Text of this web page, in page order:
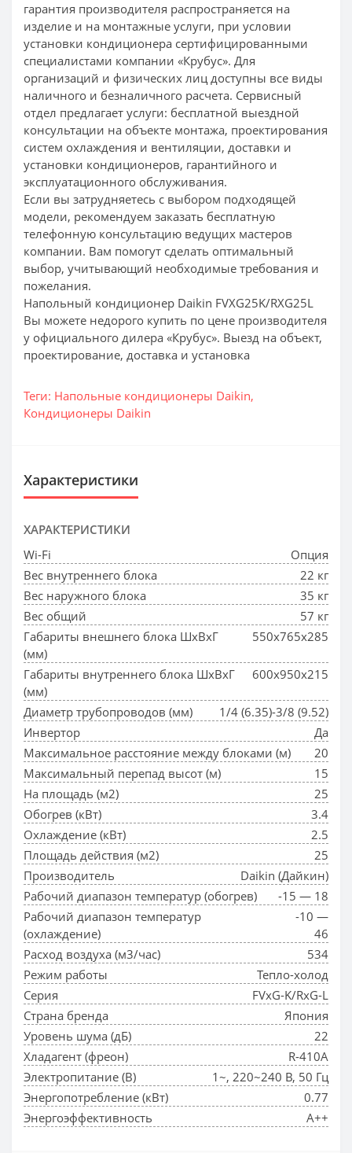
гарантия производителя распространяется на
изделие и на монтажные услуги, при условии
установки кондиционера сертифицированными
специалистами компании «Крубус». Для
организаций и физических лиц доступны все виды
наличного и безналичного расчета. Сервисный
отдел предлагает услуги: бесплатной выездной
консультации на объекте монтажа, проектирования
систем охлаждения и вентиляции, доставки и
установки кондиционеров, гарантийного и
эксплуатационного обслуживания.
Если вы затрудняетесь с выбором подходящей
модели, рекомендуем заказать бесплатную
телефонную консультацию ведущих мастеров
компании. Вам помогут сделать оптимальный
выбор, учитывающий необходимые требования и
пожелания.
Напольный кондиционер Daikin FVXG25K/RXG25L
Вы можете недорого купить по цене производителя
у официального дилера «Крубус». Выезд на объект,
проектирование, доставка и установка
Теги: Напольные кондиционеры Daikin,
Кондиционеры Daikin
Характеристики
ХАРАКТЕРИСТИКИ
Wi-Fi
Опция
Вес внутреннего блока
22 кг
Вес наружного блока
35 кг
Вес общий
57 кг
Габариты внешнего блока ШхВхГ
(мм)
550x765x285
Габариты внутреннего блока ШхВхГ
(мм)
600x950x215
Диаметр трубопроводов (мм)
1/4 (6.35)-3/8 (9.52)
Инвертор
Да
Максимальное расстояние между блоками (м)
20
Максимальный перепад высот (м)
15
На площадь (м2)
25
Обогрев (кВт)
3.4
Охлаждение (кВт)
2.5
Площадь действия (м2)
25
Производитель
Daikin (Дайкин)
Рабочий диапазон температур (обогрев)
-15 — 18
Рабочий диапазон температур
(охлаждение)
-10 —
46
Расход воздуха (м3/час)
534
Режим работы
Тепло-холод
Серия
FVxG-K/RxG-L
Страна бренда
Япония
Уровень шума (дБ)
22
Хладагент (фреон)
R-410A
Электропитание (В)
1~, 220~240 В, 50 Гц
Энергопотребление (кВт)
0.77
Энергоэффективность
A++